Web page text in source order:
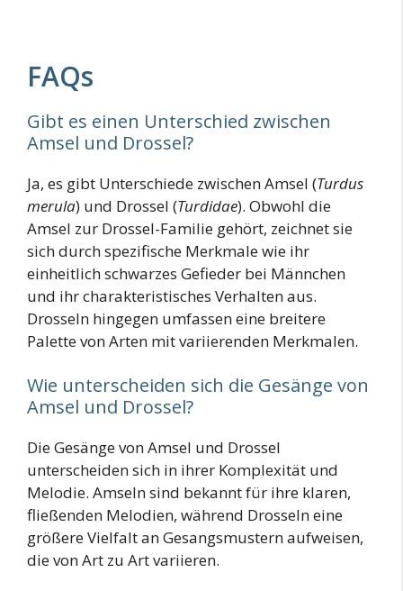
FAQs
Gibt es einen Unterschied zwischen
Amsel und Drossel?
Ja, es gibt Unterschiede zwischen Amsel (Turdus
merula) und Drossel (Turdidae). Obwohl die
Amsel zur Drossel-Familie gehört, zeichnet sie
sich durch spezifische Merkmale wie ihr
einheitlich schwarzes Gefieder bei Männchen
und ihr charakteristisches Verhalten aus.
Drosseln hingegen umfassen eine breitere
Palette von Arten mit variierenden Merkmalen.
Wie unterscheiden sich die Gesänge von
Amsel und Drossel?
Die Gesänge von Amsel und Drossel
unterscheiden sich in ihrer Komplexität und
Melodie. Amseln sind bekannt für ihre klaren,
fließenden Melodien, während Drosseln eine
größere Vielfalt an Gesangsmustern aufweisen,
die von Art zu Art variieren.